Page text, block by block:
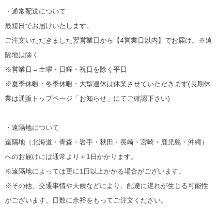
・通常配送について
最短日でお届けいたします。
ご注文いただきました翌営業日から【4営業日以内】でお届け。※遠
隔地は除く
※営業日＝土曜・日曜・祝日を除く平日
※夏季休暇・冬季休暇・大型連休は休業させていただきます(長期休
業は通販トップページ「お知らせ」にてご確認下さい)
・遠隔地について
遠隔地（北海道・青森・岩手・秋田・長崎・宮崎・鹿児島・沖縄）
へのお届けには通常より＋1日かかります。
※遠隔地によっては更に1日以上かかる場合がございます。
※その他、交通事情や天候などにより、配達に遅れが生じる可能性
がございます。日数に余裕をもってご注文ください。